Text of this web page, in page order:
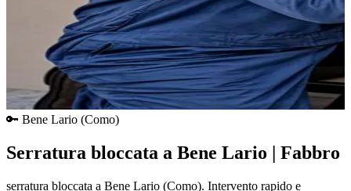
🔑 Bene Lario (Como)
Serratura bloccata a Bene Lario | Fabbro
serratura bloccata a Bene Lario (Como). Intervento rapido e